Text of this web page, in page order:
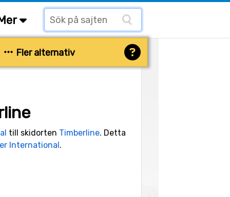
Fler alternativ
till skidorten Timberline. Detta
International.